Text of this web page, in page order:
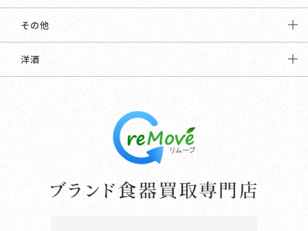
その他
洋酒